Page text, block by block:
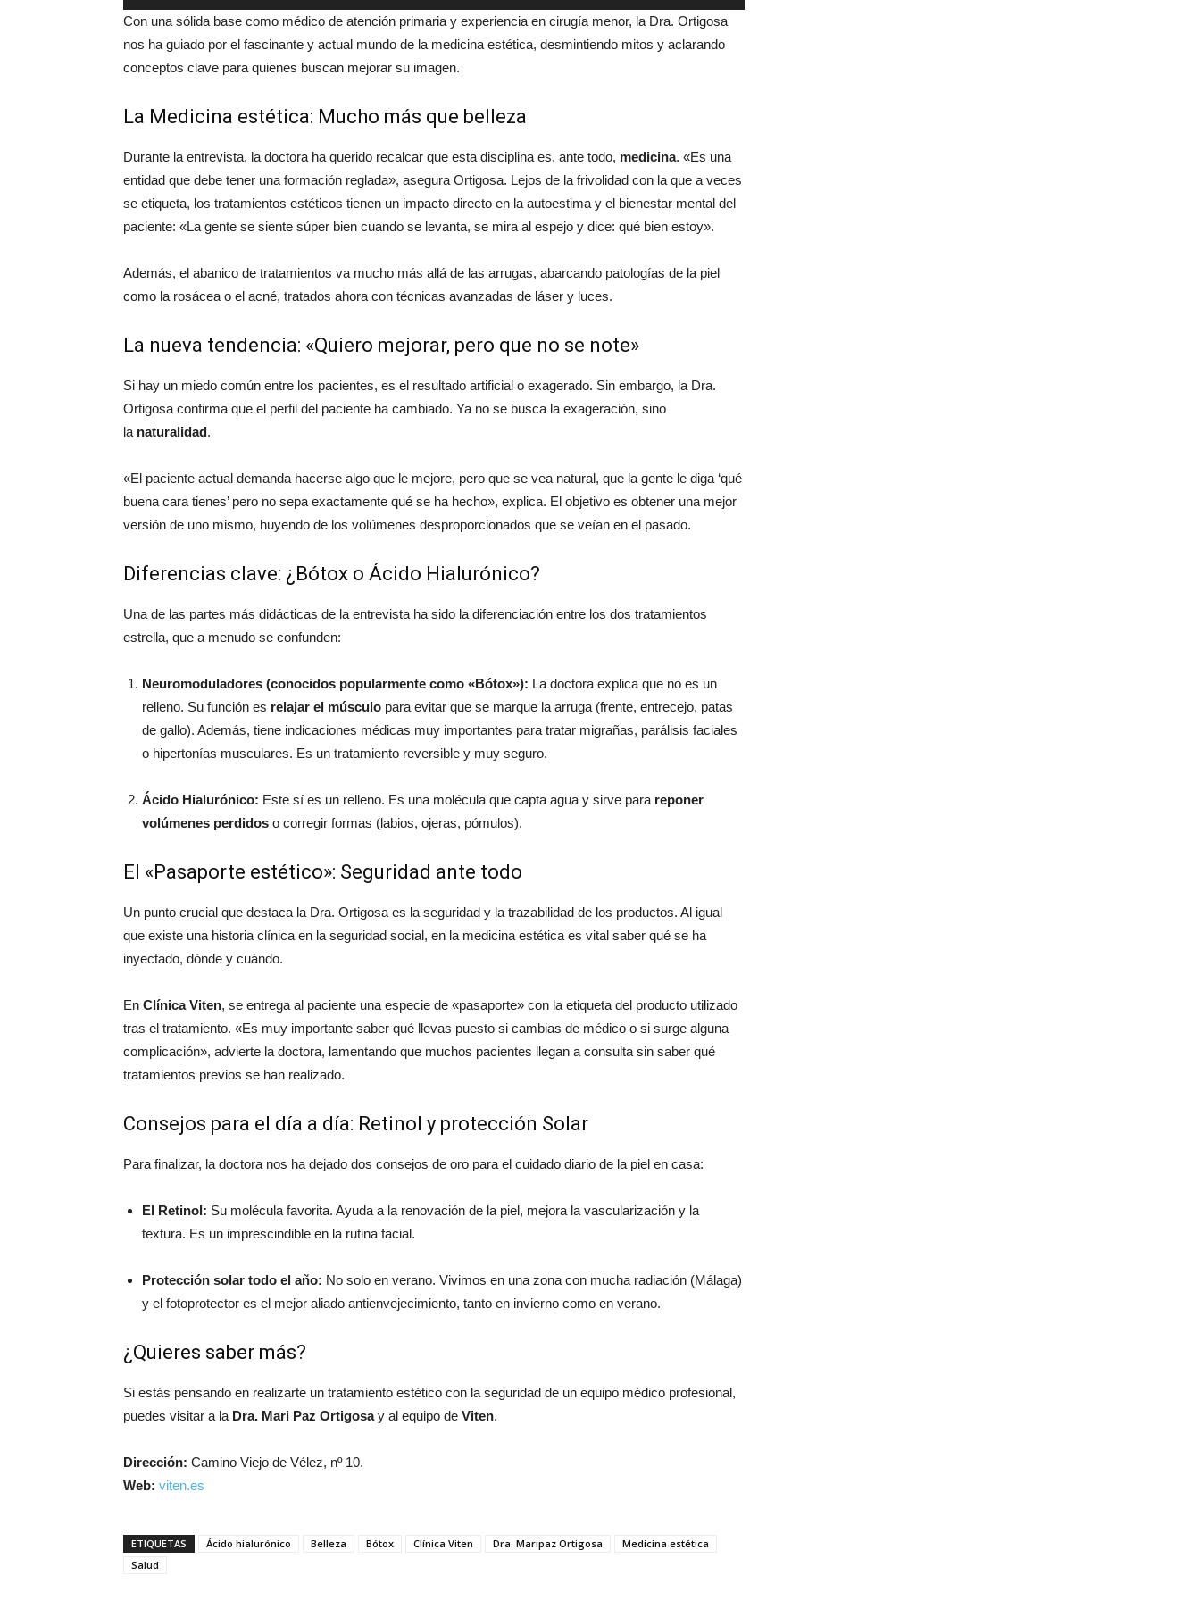
de
audio
las
teclas
de
Con una sólida base como médico de atención primaria y experiencia en cirugía menor, la Dra. Ortigosa
nos ha guiado por el fascinante y actual mundo de la medicina estética, desmintiendo mitos y aclarando
conceptos clave para quienes buscan mejorar su imagen.
La Medicina estética: Mucho más que belleza
Durante la entrevista, la doctora ha querido recalcar que esta disciplina es, ante todo, medicina. «Es una
entidad que debe tener una formación reglada», asegura Ortigosa. Lejos de la frivolidad con la que a veces
se etiqueta, los tratamientos estéticos tienen un impacto directo en la autoestima y el bienestar mental del
paciente: «La gente se siente súper bien cuando se levanta, se mira al espejo y dice: qué bien estoy».
Además, el abanico de tratamientos va mucho más allá de las arrugas, abarcando patologías de la piel
como la rosácea o el acné, tratados ahora con técnicas avanzadas de láser y luces.
La nueva tendencia: «Quiero mejorar, pero que no se note»
Si hay un miedo común entre los pacientes, es el resultado artificial o exagerado. Sin embargo, la Dra.
Ortigosa confirma que el perfil del paciente ha cambiado. Ya no se busca la exageración, sino
la naturalidad.
«El paciente actual demanda hacerse algo que le mejore, pero que se vea natural, que la gente le diga ‘qué
buena cara tienes’ pero no sepa exactamente qué se ha hecho», explica. El objetivo es obtener una mejor
versión de uno mismo, huyendo de los volúmenes desproporcionados que se veían en el pasado.
Diferencias clave: ¿Bótox o Ácido Hialurónico?
Una de las partes más didácticas de la entrevista ha sido la diferenciación entre los dos tratamientos
estrella, que a menudo se confunden:
Neuromoduladores (conocidos popularmente como «Bótox»): La doctora explica que no es un
relleno. Su función es relajar el músculo para evitar que se marque la arruga (frente, entrecejo, patas
de gallo). Además, tiene indicaciones médicas muy importantes para tratar migrañas, parálisis faciales
o hipertonías musculares. Es un tratamiento reversible y muy seguro.
Ácido Hialurónico: Este sí es un relleno. Es una molécula que capta agua y sirve para reponer
volúmenes perdidos o corregir formas (labios, ojeras, pómulos).
El «Pasaporte estético»: Seguridad ante todo
Un punto crucial que destaca la Dra. Ortigosa es la seguridad y la trazabilidad de los productos. Al igual
que existe una historia clínica en la seguridad social, en la medicina estética es vital saber qué se ha
inyectado, dónde y cuándo.
En Clínica Viten, se entrega al paciente una especie de «pasaporte» con la etiqueta del producto utilizado
tras el tratamiento. «Es muy importante saber qué llevas puesto si cambias de médico o si surge alguna
complicación», advierte la doctora, lamentando que muchos pacientes llegan a consulta sin saber qué
tratamientos previos se han realizado.
Consejos para el día a día: Retinol y protección Solar
Para finalizar, la doctora nos ha dejado dos consejos de oro para el cuidado diario de la piel en casa:
El Retinol: Su molécula favorita. Ayuda a la renovación de la piel, mejora la vascularización y la
textura. Es un imprescindible en la rutina facial.
Protección solar todo el año: No solo en verano. Vivimos en una zona con mucha radiación (Málaga)
y el fotoprotector es el mejor aliado antienvejecimiento, tanto en invierno como en verano.
¿Quieres saber más?
Si estás pensando en realizarte un tratamiento estético con la seguridad de un equipo médico profesional,
puedes visitar a la Dra. Mari Paz Ortigosay al equipo de Viten.
Dirección: Camino Viejo de Vélez, nº 10.
Web: viten.es
ETIQUETAS Ácido hialurónico Belleza Bótox Clínica Viten Dra. Maripaz Ortigosa
Medicina estética
Salud